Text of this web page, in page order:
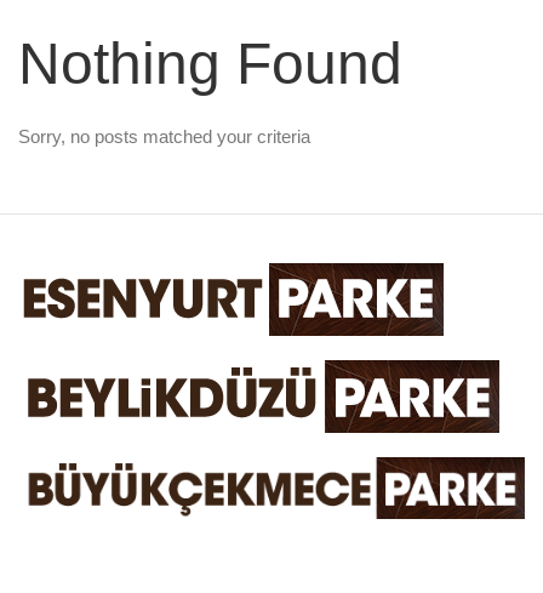
Nothing Found
Sorry, no posts matched your criteria